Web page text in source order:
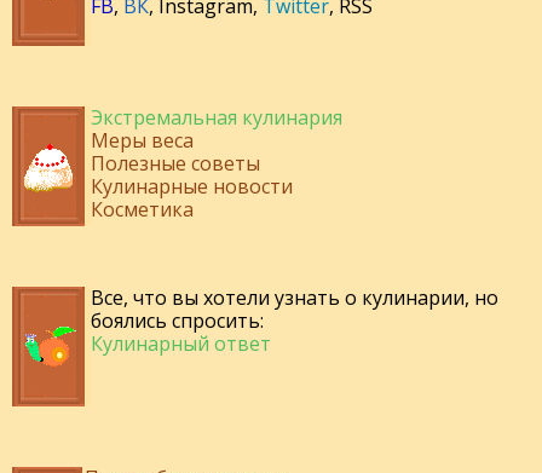
FB, ВК, Instagram, Twitter, RSS
Экстремальная кулинария
Меры веса
Полезные советы
Кулинарные новости
Косметика
Все, что вы хотели узнать о кулинарии, но
боялись спросить:
Кулинарный ответ